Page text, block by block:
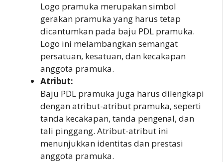
Logo pramuka merupakan simbol
gerakan pramuka yang harus tetap
dicantumkan pada baju PDL pramuka.
Logo ini melambangkan semangat
persatuan, kesatuan, dan kecakapan
anggota pramuka.
Atribut:
Baju PDL pramuka juga harus dilengkapi
dengan atribut-atribut pramuka, seperti
tanda kecakapan, tanda pengenal, dan
tali pinggang. Atribut-atribut ini
menunjukkan identitas dan prestasi
anggota pramuka.